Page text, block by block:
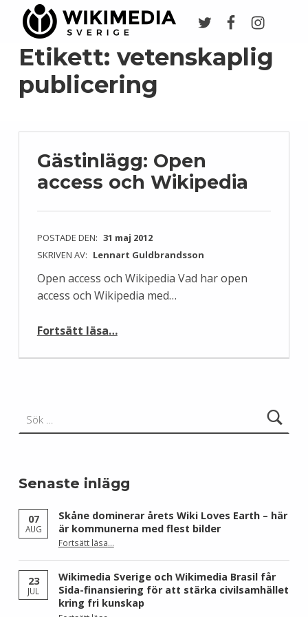
Etikett: vetenskaplig
publicering
Gästinlägg: Open
access och Wikipedia
POSTADE DEN: 31 maj 2012
SKRIVEN AV: Lennart Guldbrandsson
Open access och Wikipedia Vad har open
access och Wikipedia med…
Fortsätt läsa…
Senaste inlägg
07
AUG
Skåne dominerar årets Wiki Loves Earth – här
är kommunerna med flest bilder
Fortsätt läsa“Skåne dominerar årets Wiki Loves Earth – här är kommunerna med flest bilder”
…
23
JUL
Wikimedia Sverige och Wikimedia Brasil får
Sida-finansiering för att stärka civilsamhället
kring fri kunskap